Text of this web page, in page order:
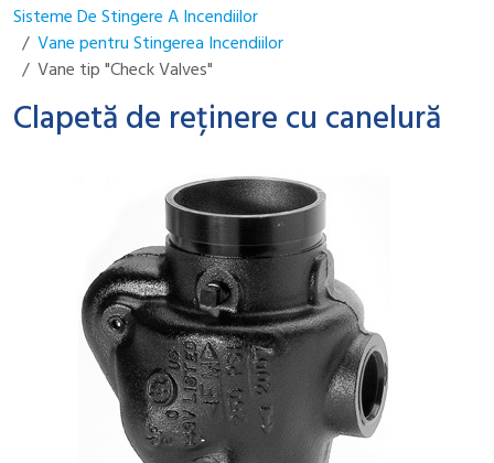
Sisteme De Stingere A Incendiilor
Vane pentru Stingerea Incendiilor
Vane tip "Check Valves"
Clapetă de reținere cu canelură